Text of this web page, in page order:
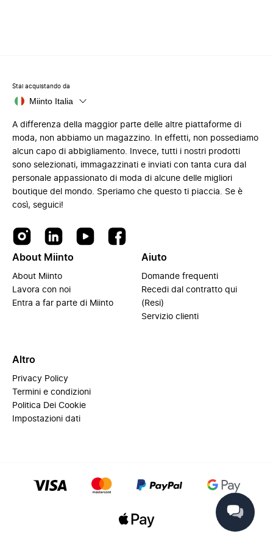
Stai acquistando da
Miinto Italia
A differenza della maggior parte delle altre piattaforme di
moda, non abbiamo un magazzino. In effetti, non possediamo
alcun capo di abbigliamento. Invece, tutti i nostri prodotti
sono selezionati, immagazzinati e inviati con tanta cura dal
personale appassionato di moda di alcune delle migliori
boutique del mondo. Speriamo che questo ti piaccia. Se è
così, seguici!
About Miinto
About Miinto
Lavora con noi
Entra a far parte di Miinto
Aiuto
Domande frequenti
Recedi dal contratto qui
(Resi)
Servizio clienti
Altro
Privacy Policy
Termini e condizioni
Politica Dei Cookie
Impostazioni dati